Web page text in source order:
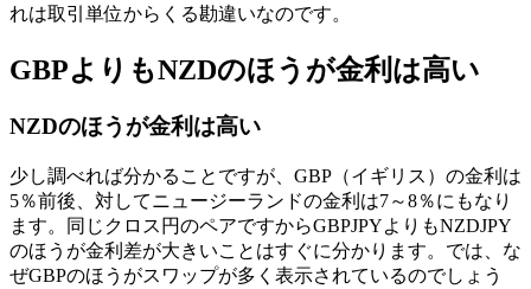
れは取引単位からくる勘違いなのです。
GBPよりもNZDのほうが金利は高い
NZDのほうが金利は高い
少し調べれば分かることですが、GBP（イギリス）の金利は
5％前後、対してニュージーランドの金利は7～8％にもなり
ます。同じクロス円のペアですからGBPJPYよりもNZDJPY
のほうが金利差が大きいことはすぐに分かります。では、な
ぜGBPのほうがスワップが多く表示されているのでしょう